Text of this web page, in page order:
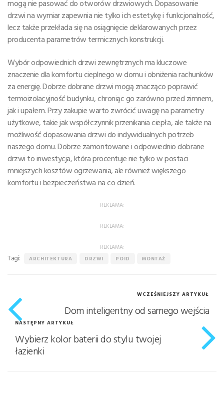
mogą nie pasować do otworów drzwiowych. Dopasowanie
drzwi na wymiar zapewnia nie tylko ich estetykę i funkcjonalność,
lecz także przekłada się na osiągnięcie deklarowanych przez
producenta parametrów termicznych konstrukcji.
Wybór odpowiednich drzwi zewnętrznych ma kluczowe
znaczenie dla komfortu cieplnego w domu i obniżenia rachunków
za energię. Dobrze dobrane drzwi mogą znacząco poprawić
termoizolacyjność budynku, chroniąc go zarówno przed zimnem,
jak i upałem. Przy zakupie warto zwrócić uwagę na parametry
użytkowe, takie jak współczynnik przenikania ciepła, ale także na
możliwość dopasowania drzwi do indywidualnych potrzeb
naszego domu. Dobrze zamontowane i odpowiednio dobrane
drzwi to inwestycja, która procentuje nie tylko w postaci
mniejszych kosztów ogrzewania, ale również większego
komfortu i bezpieczeństwa na co dzień.
REKLAMA:
REKLAMA:
REKLAMA:
Tagi: ARCHITEKTURA DRZWI POID MONTAŻ
WCZEŚNIEJSZY ARTYKUŁ
Dom inteligentny od samego wejścia
NASTĘPNY ARTYKUŁ
Wybierz kolor baterii do stylu twojej
łazienki